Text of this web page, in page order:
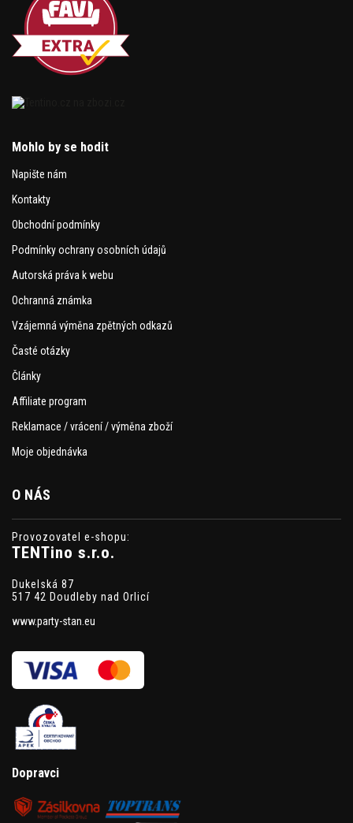
Mohlo by se hodit
Napište nám
Kontakty
Obchodní podmínky
Podmínky ochrany osobních údajů
Autorská práva k webu
Ochranná známka
Vzájemná výměna zpětných odkazů
Časté otázky
Články
Affiliate program
Reklamace / vrácení / výměna zboží
Moje objednávka
O NÁS
Provozovatel e-shopu:
TENTino s.r.o.
Dukelská 87
517 42 Doudleby nad Orlicí
www.party-stan.eu
Dopravci